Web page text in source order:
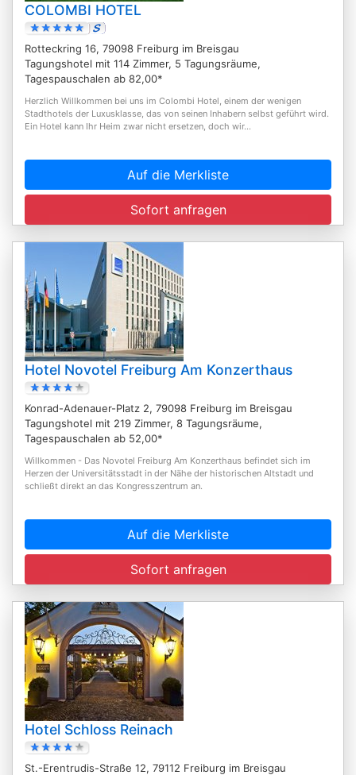
COLOMBI HOTEL
Rotteckring 16, 79098 Freiburg im Breisgau
Tagungshotel mit 114 Zimmer, 5 Tagungsräume,
Tagespauschalen ab 82,00*
Herzlich Willkommen bei uns im Colombi Hotel, einem der wenigen
Stadthotels der Luxusklasse, das von seinen Inhabern selbst geführt wird.
Ein Hotel kann Ihr Heim zwar nicht ersetzen, doch wir...
Auf die Merkliste
Sofort anfragen
Hotel Novotel Freiburg Am Konzerthaus
Konrad-Adenauer-Platz 2, 79098 Freiburg im Breisgau
Tagungshotel mit 219 Zimmer, 8 Tagungsräume,
Tagespauschalen ab 52,00*
Willkommen - Das Novotel Freiburg Am Konzerthaus befindet sich im
Herzen der Universitätsstadt in der Nähe der historischen Altstadt und
schließt direkt an das Kongresszentrum an.
Auf die Merkliste
Sofort anfragen
Hotel Schloss Reinach
St.-Erentrudis-Straße 12, 79112 Freiburg im Breisgau